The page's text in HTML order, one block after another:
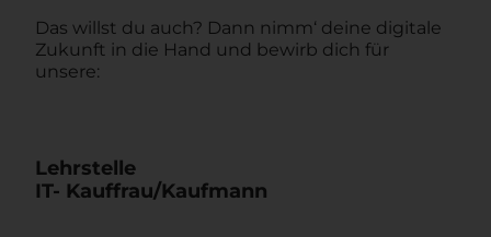
Das willst du auch? Dann nimm‘ deine digitale
Zukunft in die Hand und bewirb dich für
unsere:
Lehrstelle
IT- Kauffrau/Kaufmann